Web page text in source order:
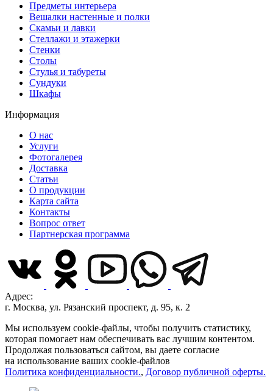
Предметы интерьера
Вешалки настенные и полки
Скамьи и лавки
Стеллажи и этажерки
Стенки
Столы
Стулья и табуреты
Сундуки
Шкафы
Информация
О нас
Услуги
Фотогалерея
Доставка
Статьи
О продукции
Карта сайта
Контакты
Вопрос ответ
Партнерская программа
Адрес:
г. Москва, ул. Рязанский проспект, д. 95, к. 2
Мы используем cookie-файлы, чтобы получить статистику,
которая помогает нам обеспечивать вас лучшим контентом.
Продолжая пользоваться сайтом, вы даете согласие
на использование ваших cookie-файлов
Политика конфиденциальности., Договор публичной оферты.